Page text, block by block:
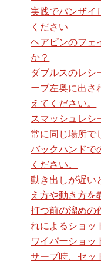
実践でバンザイ
ください
ヘアピンのフェ
か？
ダブルスのレシ
ーブ左奥に出さ
えてください。
スマッシュレシ
常に同じ場所で
バックハンドで
ください。
動き出しが遅い
え方や動き方を
打つ前の溜めの
れによるショッ
ワイパーショッ
サーブ時、セッ